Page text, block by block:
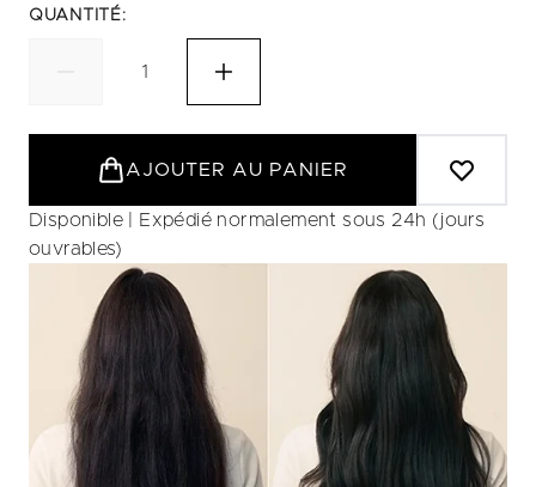
QUANTITÉ:
AJOUTER AU PANIER
Disponible | Expédié normalement sous 24h (jours
ouvrables)